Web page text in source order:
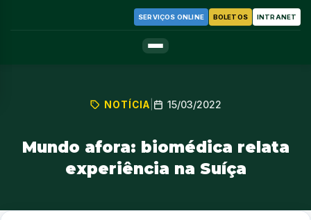
SERVIÇOS ONLINE BOLETOS INTRANET
NOTÍCIA 15/03/2022
Mundo afora: biomédica relata
experiência na Suíça